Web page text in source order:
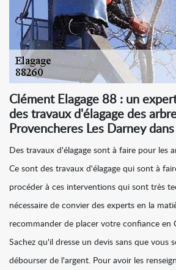
Clément Elagage 88 : un
des travaux d'élagage des
Provencheres Les Darney
Des travaux d'élagage sont à faire pour les
Ce sont des travaux d'élagage qui sont à
procéder à ces interventions qui sont très
nécessaire de convier des experts en la
recommander de placer votre confiance en
Sachez qu'il dresse un devis sans que vous
débourser de l'argent. Pour avoir les